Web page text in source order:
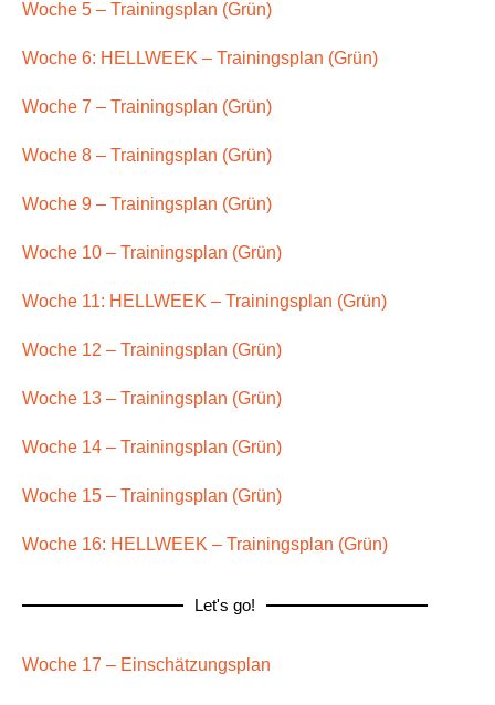
Woche 5 – Trainingsplan (Grün)
Woche 6: HELLWEEK – Trainingsplan (Grün)
Woche 7 – Trainingsplan (Grün)
Woche 8 – Trainingsplan (Grün)
Woche 9 – Trainingsplan (Grün)
Woche 10 – Trainingsplan (Grün)
Woche 11: HELLWEEK – Trainingsplan (Grün)
Woche 12 – Trainingsplan (Grün)
Woche 13 – Trainingsplan (Grün)
Woche 14 – Trainingsplan (Grün)
Woche 15 – Trainingsplan (Grün)
Woche 16: HELLWEEK – Trainingsplan (Grün)
Let's go!
Woche 17 – Einschätzungsplan